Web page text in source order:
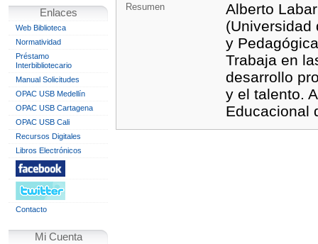
Enlaces
Web Biblioteca
Normatividad
Préstamo
Interbibliotecario
Manual Solicitudes
OPAC USB Medellín
OPAC USB Cartagena
OPAC USB Cali
Recursos Digitales
Libros Electrónicos
Contacto
Mi Cuenta
Resumen
Alberto
(Universidad
y
Trabaja en
desarrollo
y el talento.
Educacional